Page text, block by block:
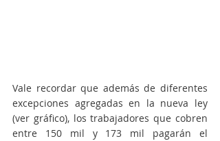
Vale recordar que además de diferentes
excepciones agregadas en la nueva ley
(ver gráfico), los trabajadores que cobren
entre 150 mil y 173 mil pagarán el